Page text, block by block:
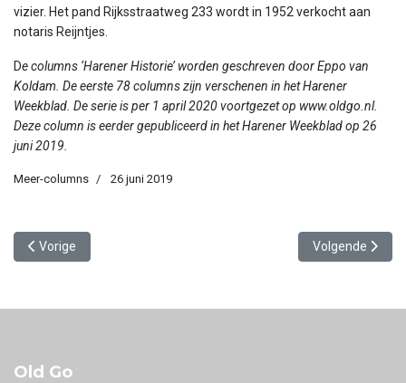
vizier. Het pand Rijksstraatweg 233 wordt in 1952 verkocht aan
notaris Reijntjes.
De columns ‘Harener Historie’ worden geschreven door Eppo van
Koldam. De eerste 78 columns zijn verschenen in het Harener
Weekblad. De serie is per 1 april 2020 voortgezet op www.oldgo.nl.
Deze column is eerder gepubliceerd in het Harener Weekblad op 26
juni 2019.
Meer-columns 26 juni 2019
Vorig artikel: Roddelpraat uit Glimmen
Vorige Volgende
Volgende
Old Go